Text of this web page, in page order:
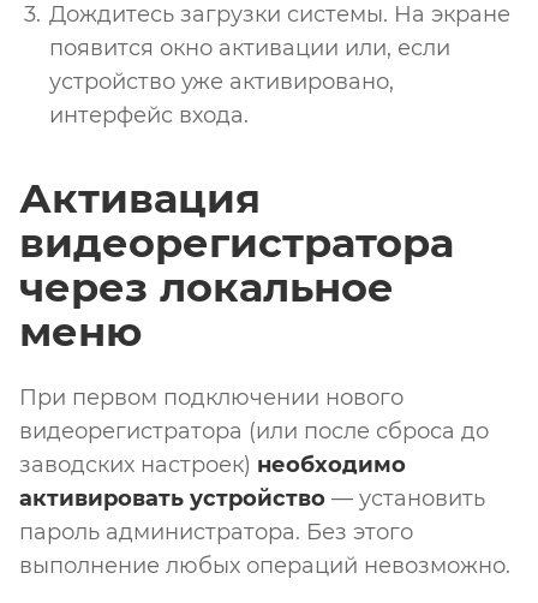
Дождитесь загрузки системы. На экране
появится окно активации или, если
устройство уже активировано,
интерфейс входа.
Активация
видеорегистратора
через локальное
меню
При первом подключении нового
видеорегистратора (или после сброса до
заводских настроек) необходимо
активировать устройство — установить
пароль администратора. Без этого
выполнение любых операций невозможно.